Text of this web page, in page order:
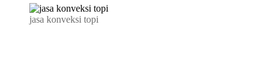
jasa konveksi topi